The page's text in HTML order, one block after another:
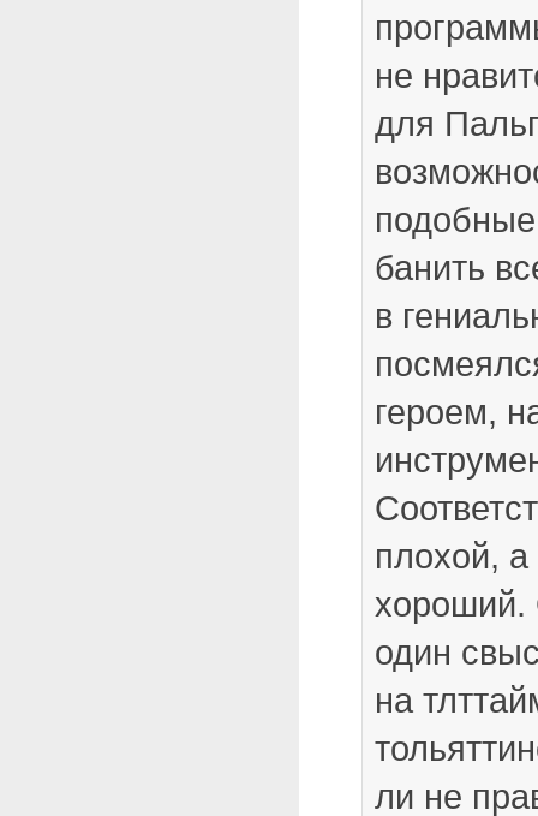
не
для
банить
в
героем,
плохой,
хороший.
один
на
ли не